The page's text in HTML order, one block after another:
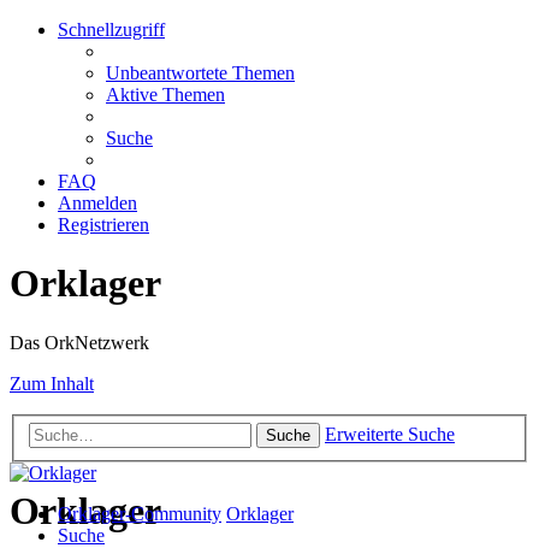
Schnellzugriff
Unbeantwortete Themen
Aktive Themen
Suche
FAQ
Anmelden
Registrieren
Orklager
Das OrkNetzwerk
Zum Inhalt
Suche Erweiterte Suche
Orklager
Orklager-Community Orklager
Suche